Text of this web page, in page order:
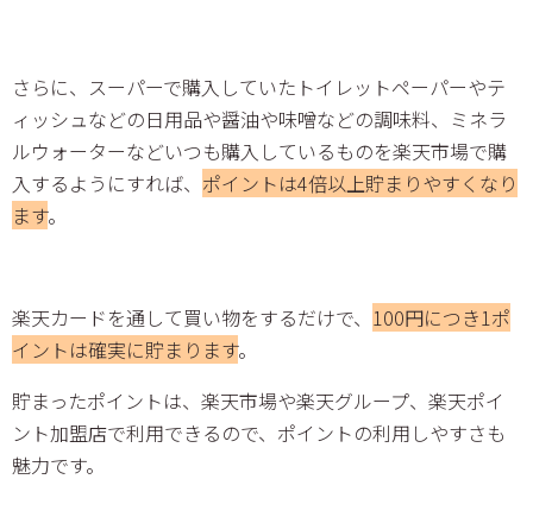
さらに、スーパーで購入していたトイレットペーパーやテ
ィッシュなどの日用品や醤油や味噌などの調味料、ミネラ
ルウォーターなどいつも購入しているものを楽天市場で購
入するようにすれば、 ポイントは4倍以上貯まりやすくなり
ます。
楽天カードを通して買い物をするだけで、 100円につき1ポ
イントは確実に貯まります。
貯まったポイントは、楽天市場や楽天グループ、楽天ポイ
ント加盟店で利用できるので、ポイントの利用しやすさも
魅力です。